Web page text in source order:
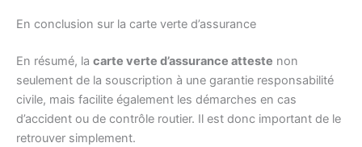
En conclusion sur la carte verte d’assurance
En résumé, la carte verte d’assurance atteste non
seulement de la souscription à une garantie responsabilité
civile, mais facilite également les démarches en cas
d’accident ou de contrôle routier. Il est donc important de le
retrouver simplement.